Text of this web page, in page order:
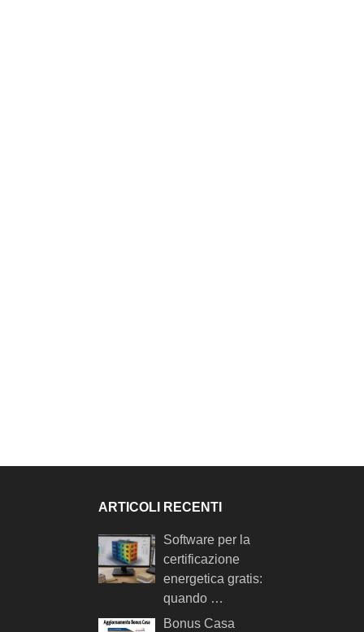
ARTICOLI RECENTI
Software per la
certificazione
energetica gratis:
quando …
Bonus Casa